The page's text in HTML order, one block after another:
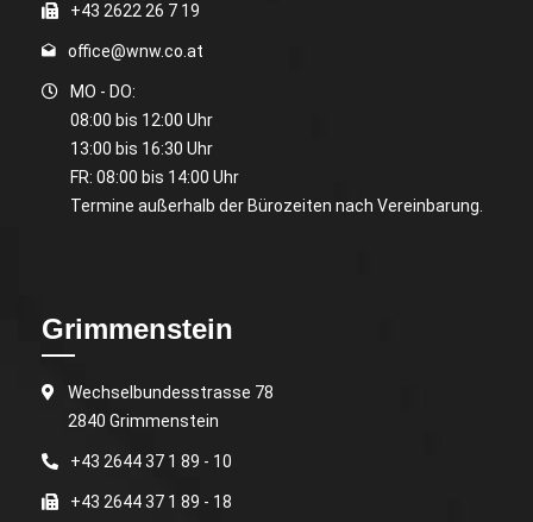
+43 2622 26 7 19
office@wnw.co.at
MO - DO:
08:00 bis 12:00 Uhr
13:00 bis 16:30 Uhr
FR: 08:00 bis 14:00 Uhr
Termine außerhalb der Bürozeiten nach Vereinbarung.
Grimmenstein
Wechselbundesstrasse 78
2840 Grimmenstein
+43 2644 37 1 89 - 10
+43 2644 37 1 89 - 18